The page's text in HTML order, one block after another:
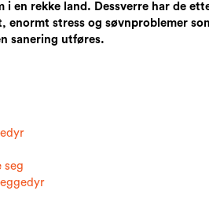
i en rekke land. Dessverre har de
enormt stress og søvnproblemer
sanering utføres.
seg